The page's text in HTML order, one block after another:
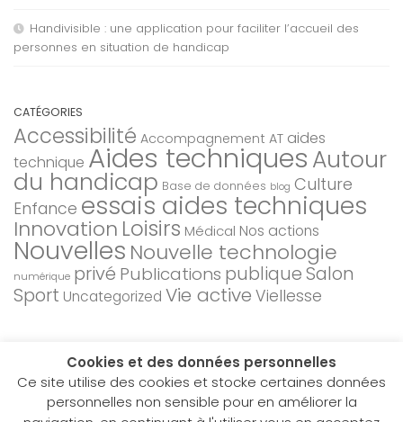
Handivisible : une application pour faciliter l’accueil des
personnes en situation de handicap
CATÉGORIES
Accessibilité Accompagnement AT aides
technique Aides techniquesAutour
du handicap Base de données blog Culture
Enfance essais aides techniques
Innovation Loisirs Médical Nos actions
Nouvelles Nouvelle technologie
numérique privé Publications publiqueSalon
Sport Uncategorized Vie active Viellesse
Cookies et des données personnelles
Ce site utilise des cookies et stocke certaines données
personnelles non sensible pour en améliorer la